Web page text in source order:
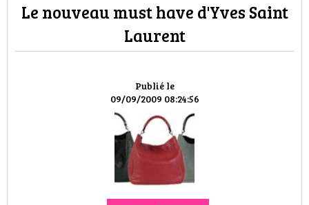
MODE DE RUE
JEUNES CRÉATEURS
HISTOIRE DES MARQUES
DÉCO
VOYAGES & LOISIRS
Publié le
09/09/2009 08:24:56
Le nouveau must have d'Yves Saint
Laurent